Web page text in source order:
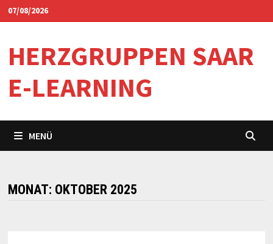
Zum
Inhalt
07/08/2026
HERZGRUPPEN SAAR
E-LEARNING
MENÜ
MONAT: OKTOBER 2025